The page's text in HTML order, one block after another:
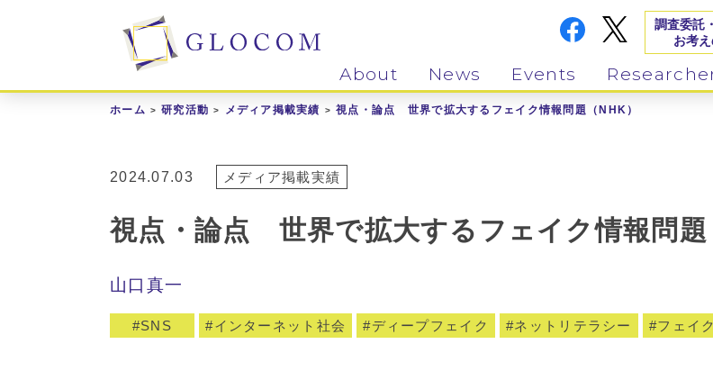
調査委託
お考
About News Events
ホーム 研究活動 メディア掲載実績 視点・論点 世界で拡大するフェイク情報問題（NHK）
2024.07.03 メディア掲載実績
視点・論点 世界で拡大するフェイク情報問題
山口真一
SNS インターネット社会 ディープフェイク ネットリテラシー フェイ